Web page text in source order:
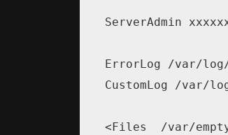
ServerAdmin
ErrorLog /var/
CustomLog /var/
<Files  /var/